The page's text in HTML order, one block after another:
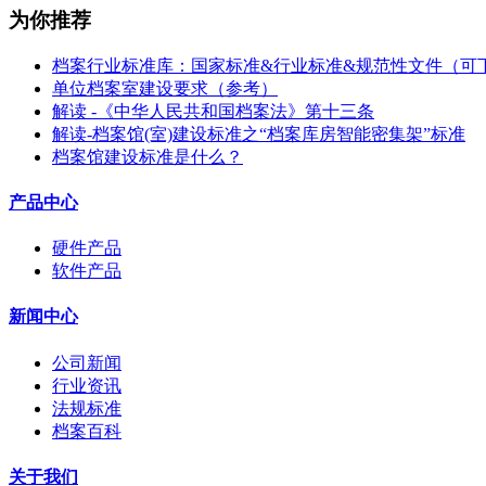
为你推荐
档案行业标准库：国家标准&行业标准&规范性文件（可
单位档案室建设要求（参考）
解读 -《中华人民共和国档案法》第十三条
解读-档案馆(室)建设标准之“档案库房智能密集架”标准
档案馆建设标准是什么？
产品中心
硬件产品
软件产品
新闻中心
公司新闻
行业资讯
法规标准
档案百科
关于我们